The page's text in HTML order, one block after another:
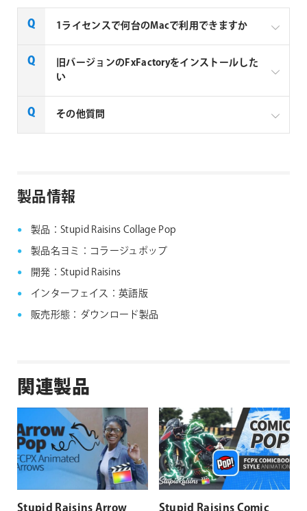
1ライセンスで何台のMacで利用できますか
Noise Industries社製品、FxFactory プラグインファミ
リー製品は、1ライセンスにつき1台のMacでのみ使用
旧バージョンのFxFactoryをインストールした
い
FxFactory 旧バージョンインストーラーページよりご
FxFactory 旧バージョンインストーラー
その他質問
製品情報
製品：Stupid Raisins Collage Pop
製品名ヨミ：コラージュポップ
開発：Stupid Raisins
インターフェイス：英語版
販売形態：ダウンロード製品
関連製品